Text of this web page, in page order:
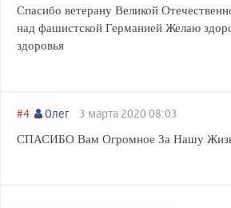
Спасибо ветерану Великой
над фашистской Германией Желаю
здоровья
#4 Олег 3 марта 2020 08:03
СПАСИБО Вам Огромное За Нашу